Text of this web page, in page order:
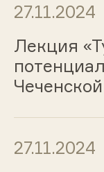
27.11.2024
Лекция
27.11.2024